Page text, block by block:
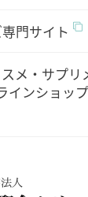
門サイト
メ・サプリ
インショップ
人